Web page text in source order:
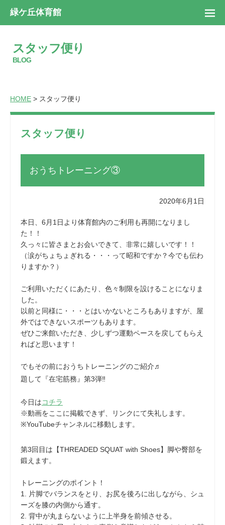
緑ケ丘体育館
スタッフ便り
BLOG
HOME > スタッフ便り
スタッフ便り
おうちトレーニング③
2020年6月1日
本日、6月1日より体育館内のご利用も再開になりまし
た！！
久っ々に皆さまとお会いできて、非常に嬉しいです！！
（涙がちょちょぎれる・・・って昭和ですか？今でも伝わ
りますか？）
ご利用いただくにあたり、色々制限を設けることになりま
した。
以前と同様に・・・とはいかないところもありますが、屋
外ではできないスポーツもあります。
ぜひご来館いただき、少しずつ運動ペースを戻してもらえ
ればと思います！
でもその前におうちトレーニングのご紹介♬
題して『在宅筋務』第3弾‼
今日はコチラ
※動画をここに掲載できず、リンクにて失礼します。
※YouTubeチャンネルに移動します。
第3回目は【THREADED SQUAT with Shoes】脚や臀部を
鍛えます。
トレーニングのポイント！
1. 片脚でバランスをとり、お尻を後ろに出しながら、シュ
ーズを膝の内側から通す。
2. 背中が丸まらないように上半身を前傾させる。